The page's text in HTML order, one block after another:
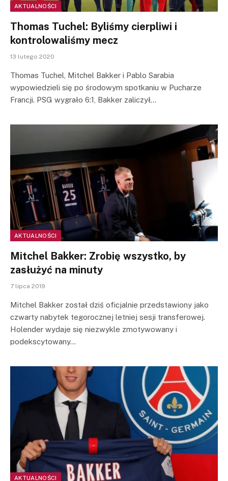
AKTUALNOŚCI
Thomas Tuchel: Byliśmy cierpliwi i
kontrolowaliśmy mecz
13 lutego 2020
Thomas Tuchel, Mitchel Bakker i Pablo Sarabia
wypowiedzieli się po środowym spotkaniu w Pucharze
Francji. PSG wygrało 6:1, Bakker zaliczył…
AKTUALNOŚCI
Mitchel Bakker: Zrobię wszystko, by
zasłużyć na minuty
7 lipca 2019
Mitchel Bakker został dziś oficjalnie przedstawiony jako
czwarty nabytek tegorocznej letniej sesji transferowej.
Holender wydaje się niezwykle zmotywowany i
podekscytowany…
AKTUALNOŚCI